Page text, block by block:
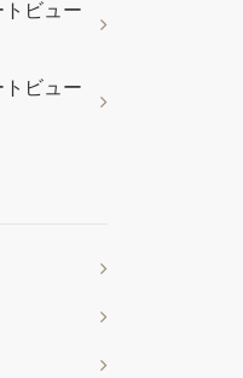
トビュー
トビュー